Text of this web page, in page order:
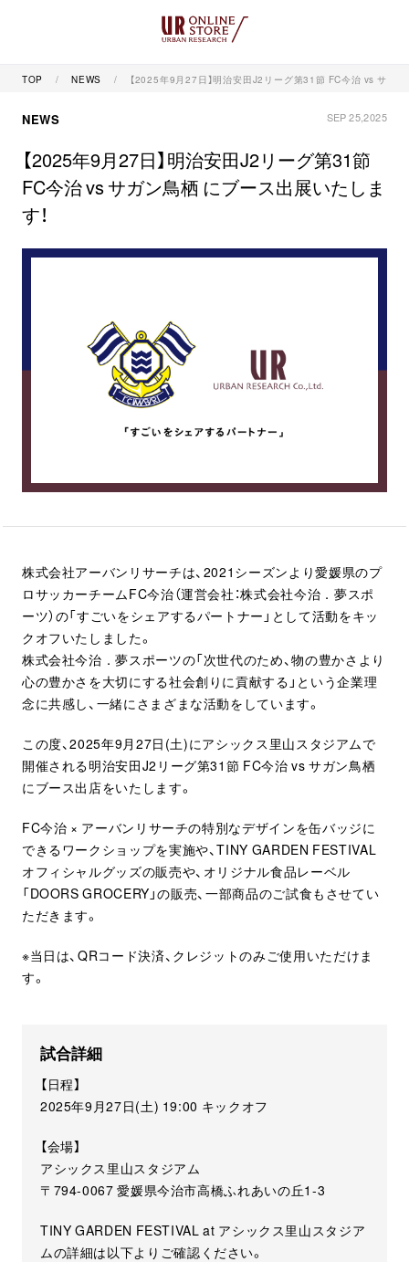
TOP NEWS 【2025年9月27日】明治安田J2リーグ第31節 FC今治 vs サガ
NEWS SEP 25,2025
【2025年9月27日】明治安田J2リーグ第31節
FC今治 vs サガン鳥栖 にブース出展いたしま
す！
株式会社アーバンリサーチは、2021シーズンより愛媛県のプ
ロサッカーチームFC今治（運営会社：株式会社今治．夢スポ
ーツ）の「すごいをシェアするパートナー」として活動をキッ
クオフいたしました。
株式会社今治．夢スポーツの「次世代のため、物の豊かさより
心の豊かさを大切にする社会創りに貢献する」という企業理
念に共感し、一緒にさまざまな活動をしています。
この度、2025年9月27日(土)にアシックス里山スタジアムで
開催される明治安田J2リーグ第31節 FC今治 vs サガン鳥栖
にブース出店をいたします。
FC今治 × アーバンリサーチの特別なデザインを缶バッジに
できるワークショップを実施や、TINY GARDEN FESTIVAL
オフィシャルグッズの販売や、オリジナル食品レーベル
「DOORS GROCERY」の販売、一部商品のご試食もさせてい
ただきます。
※当日は、QRコード決済、クレジットのみご使用いただけま
す。
試合詳細
【日程】
2025年9月27日(土) 19:00 キックオフ
【会場】
アシックス里山スタジアム
〒794-0067 愛媛県今治市高橋ふれあいの丘1-3
TINY GARDEN FESTIVAL at アシックス里山スタジア
ムの詳細は以下よりご確認ください。